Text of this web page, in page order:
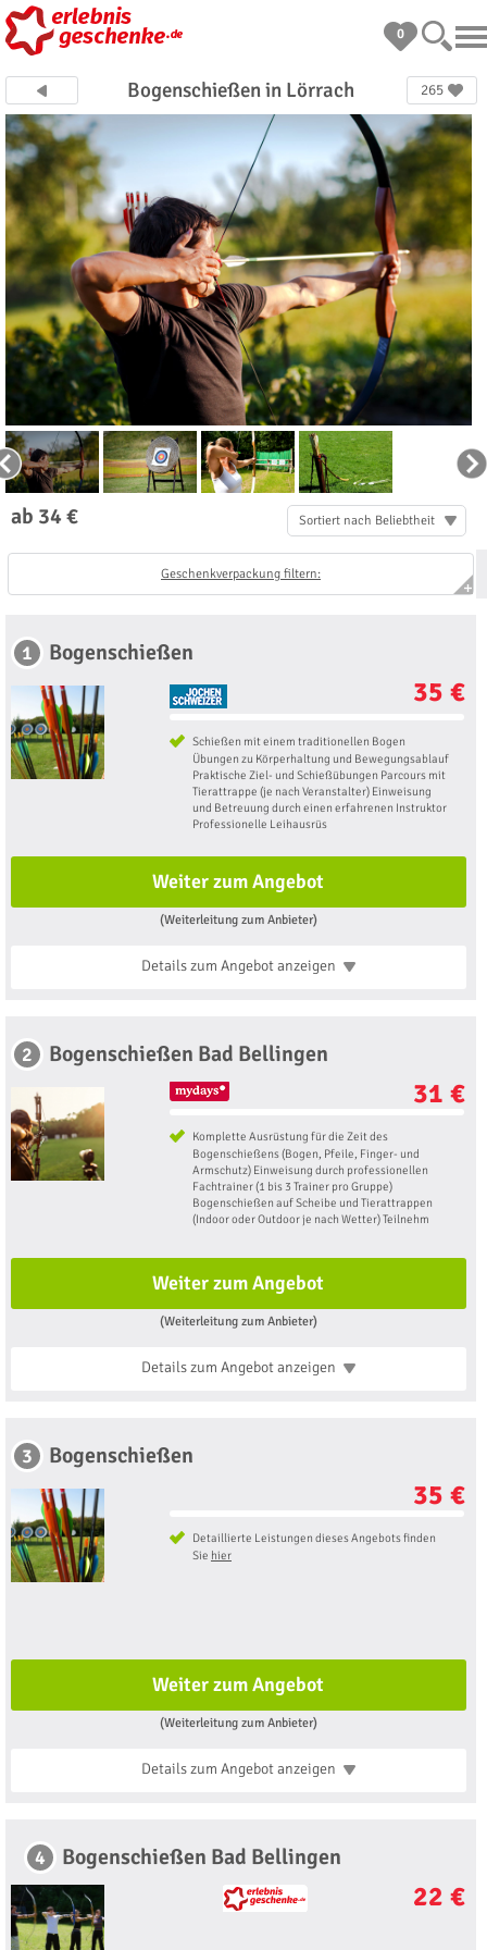
0
Bogenschießen in Lörrach 265
ab 34 € Sortiert nach Beliebtheit
Geschenkverpackung filtern:
1 Bogenschießen
35 €
Schießen mit einem traditionellen Bogen
Übungen zu Körperhaltung und Bewegungsablauf
Praktische Ziel- und Schießübungen Parcours mit
Tierattrappe (je nach Veranstalter) ​​Einweisung
und Betreuung durch einen erfahrenen Instruktor
Professionelle Leihausrüs
Weiter zum Angebot
(Weiterleitung zum Anbieter)
Details zum Angebotanzeigen
2 Bogenschießen Bad Bellingen
31 €
Komplette Ausrüstung für die Zeit des
Bogenschießens (Bogen, Pfeile, Finger- und
Armschutz) Einweisung durch professionellen
Fachtrainer (1 bis 3 Trainer pro Gruppe)
Bogenschießen auf Scheibe und Tierattrappen
(Indoor oder Outdoor je nach Wetter) Teilnehm
Weiter zum Angebot
(Weiterleitung zum Anbieter)
Details zum Angebotanzeigen
3 Bogenschießen
35 €
Detaillierte Leistungen dieses Angebots finden
Sie hier
Weiter zum Angebot
(Weiterleitung zum Anbieter)
Details zum Angebotanzeigen
4 Bogenschießen Bad Bellingen
22 €